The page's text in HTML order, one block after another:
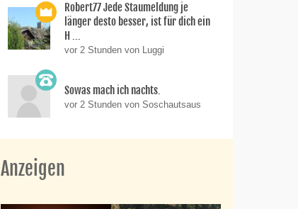
Robert77 Jede Staumeldung je
länger desto besser, ist für dich ein
H ...
vor 2 Stunden von Luggi
Sowas mach ich nachts.
vor 2 Stunden von Soschautsaus
Anzeigen